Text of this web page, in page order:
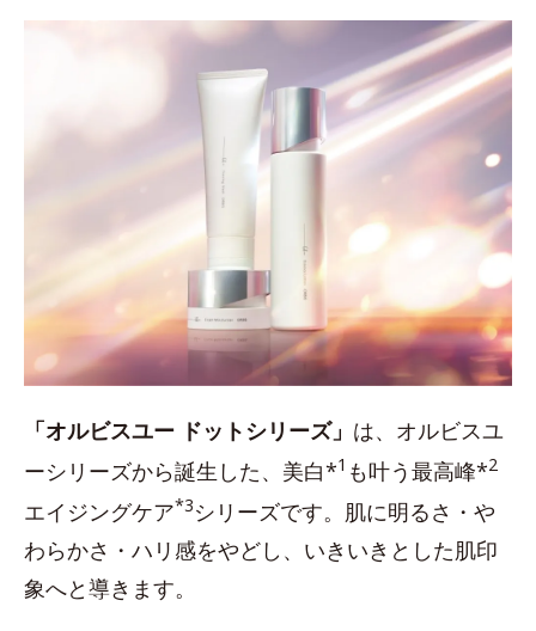
「オルビスユー ドットシリーズ」 は、オルビスユ
ーシリーズから誕生した、美白*1 も叶う最高峰*2
エイジングケア*3シリーズです。肌に明るさ・や
わらかさ・ハリ感をやどし、いきいきとした肌印
象へと導きます。